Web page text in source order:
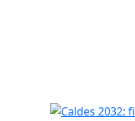
Caldes 2032: